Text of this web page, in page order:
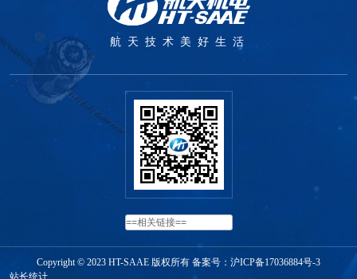
航天技术美好生活
Copyright © 2023 HT-SAAE 版权所有 备案号： 沪ICP备17036884号-3
站长统计